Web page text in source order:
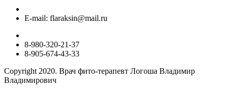
E-mail: flaraksin@mail.ru
8-980-320-21-37
8-905-674-43-33
Copyright 2020. Врач фито-терапевт Логоша Владимир
Владимирович